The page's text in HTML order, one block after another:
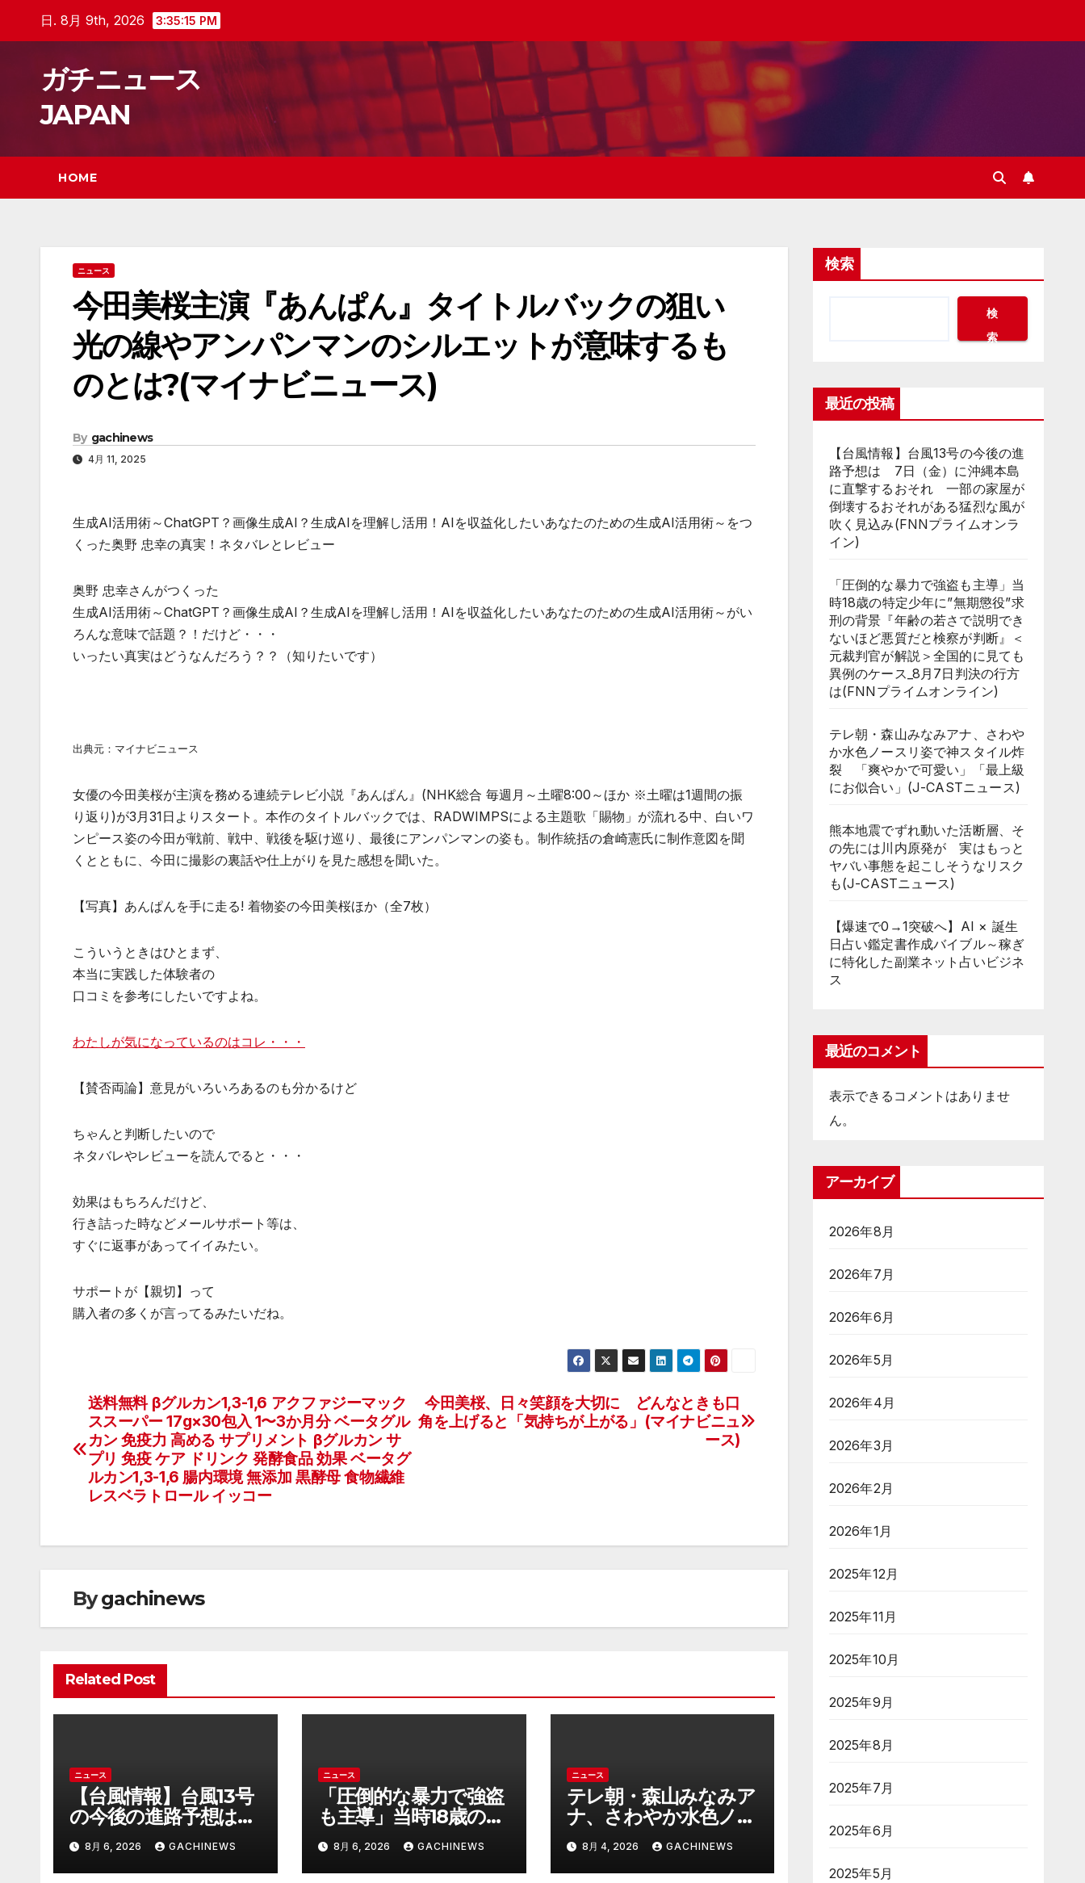
日. 8月 9th, 2026 3:35:16 PM
ガチニュース
JAPAN
HOME
ニュース
今田美桜主演『あんぱん』タイトルバックの狙い
光の線やアンパンマンのシルエットが意味するも
のとは?(マイナビニュース)
By gachinews
4月 11, 2025
生成AI活用術～ChatGPT？画像生成AI？生成AIを理解し活用！AIを収益化したいあなたのための生成AI活用術～をつ
くった奥野 忠幸の真実！ネタバレとレビュー
奥野 忠幸さんがつくった
生成AI活用術～ChatGPT？画像生成AI？生成AIを理解し活用！AIを収益化したいあなたのための生成AI活用術～がい
ろんな意味で話題？！だけど・・・
いったい真実はどうなんだろう？？（知りたいです）
出典元：マイナビニュース
女優の今田美桜が主演を務める連続テレビ小説『あんぱん』(NHK総合 毎週月～土曜8:00～ほか ※土曜は1週間の振
り返り)が3月31日よりスタート。本作のタイトルバックでは、RADWIMPSによる主題歌「賜物」が流れる中、白いワ
ンピース姿の今田が戦前、戦中、戦後を駆け巡り、最後にアンパンマンの姿も。制作統括の倉崎憲氏に制作意図を聞
くとともに、今田に撮影の裏話や仕上がりを見た感想を聞いた。
【写真】あんぱんを手に走る! 着物姿の今田美桜ほか（全7枚）
こういうときはひとまず、
本当に実践した体験者の
口コミを参考にしたいですよね。
わたしが気になっているのはコレ・・・
【賛否両論】意見がいろいろあるのも分かるけど
ちゃんと判断したいので
ネタバレやレビューを読んでると・・・
効果はもちろんだけど、
行き詰った時などメールサポート等は、
すぐに返事があってイイみたい。
サポートが【親切】って
購入者の多くが言ってるみたいだね。
投
稿
ナ
ビ
ゲ
シ
ン
今田美桜、日々笑顔を大切に どんなときも口
角を上げると「気持ちが上がる」(マイナビニュ
ース)
送料無料 βグルカン1,3-1,6 アクファジーマック
ススーパー 17g×30包入 1〜3か月分 ベータグル
カン 免疫力 高める サプリメント βグルカン サ
プリ 免疫 ケア ドリンク 発酵食品 効果 ベータグ
ルカン1,3-1,6 腸内環境 無添加 黒酵母 食物繊維
レスベラトロール イッコー
Bygachinews
Related Post
ニュース
【台風情報】台風13号
の今後の進路予想は
7日（金）に沖縄本島
に直撃するおそれ 一
部の家屋が倒壊するお
8月 6, 2026 GACHINEWS
ニュース
「圧倒的な暴力で強盗
も主導」当時18歳の特
定少年に”無期懲役”求
刑の背景『年齢の若さ
で説明できないほど悪
8月 6, 2026 GACHINEWS
ニュース
テレ朝・森山みなみア
ナ、さわやか水色ノー
スリ姿で神スタイル炸
裂 「爽やかで可愛
い」「最上級にお似合
8月 4, 2026 GACHINEWS
検索
検
索
最近の投稿
【台風情報】台風13号の今後の進
路予想は 7日（金）に沖縄本島
に直撃するおそれ 一部の家屋が
倒壊するおそれがある猛烈な風が
吹く見込み(FNNプライムオンラ
イン)
「圧倒的な暴力で強盗も主導」当
時18歳の特定少年に”無期懲役”求
刑の背景『年齢の若さで説明でき
ないほど悪質だと検察が判断』＜
元裁判官が解説＞全国的に見ても
異例のケース_8月7日判決の行方
は(FNNプライムオンライン)
テレ朝・森山みなみアナ、さわや
か水色ノースリ姿で神スタイル炸
裂 「爽やかで可愛い」「最上級
にお似合い」(J-CASTニュース)
熊本地震でずれ動いた活断層、そ
の先には川内原発が 実はもっと
ヤバい事態を起こしそうなリスク
も(J-CASTニュース)
【爆速で0→1突破へ】AI × 誕生
日占い鑑定書作成バイブル～稼ぎ
に特化した副業ネット占いビジネ
ス
最近のコメント
表示できるコメントはありませ
ん。
アーカイブ
2026年8月
2026年7月
2026年6月
2026年5月
2026年4月
2026年3月
2026年2月
2026年1月
2025年12月
2025年11月
2025年10月
2025年9月
2025年8月
2025年7月
2025年6月
2025年5月